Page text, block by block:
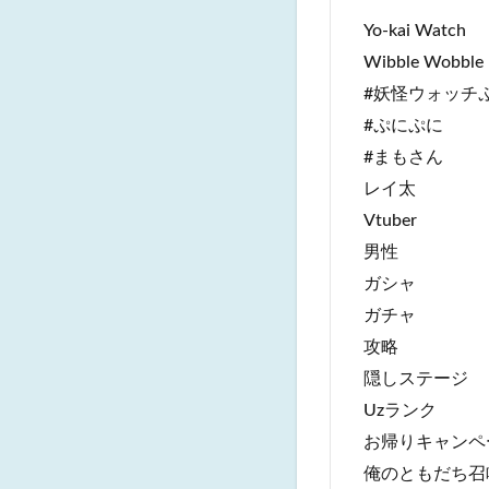
Yo-kai Watch
Wibble Wobble
#妖怪ウォッチ
#ぷにぷに
#まもさん
レイ太
Vtuber
男性
ガシャ
ガチャ
攻略
隠しステージ
Uzランク
お帰りキャンペ
俺のともだち